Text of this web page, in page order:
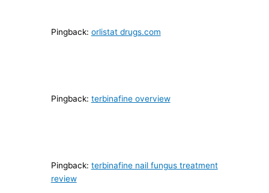
Pingback: orlistat drugs.com
Pingback: terbinafine overview
Pingback: terbinafine nail fungus treatment
review